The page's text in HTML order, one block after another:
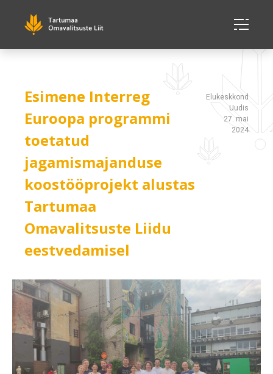
Esimene Interreg
Euroopa programmi
toetatud
jagamismajanduse
koostööprojekt alustas
Tartumaa
Omavalitsuste Liidu
eestvedamisel
Elukeskkond
Uudis
27. mai
2024